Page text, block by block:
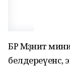
БР Мәҙәниәт